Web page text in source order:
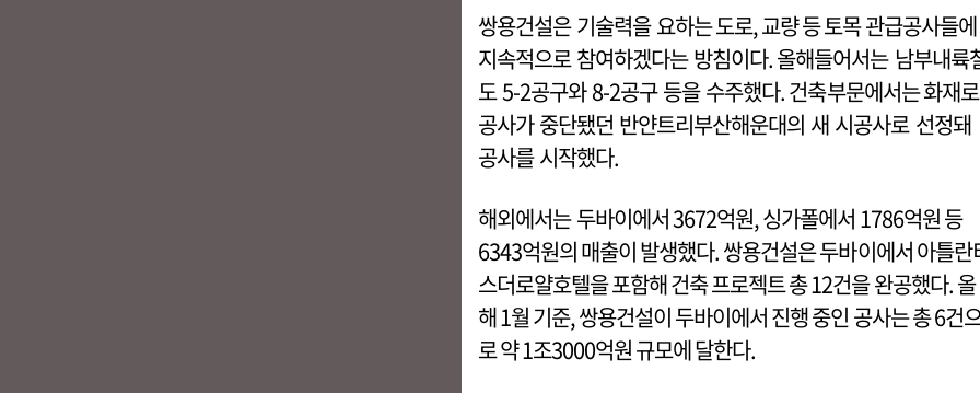
쌍용건설은 기술력을 요하는 도로, 교량 등 토목 관급공사들에
지속적으로 참여하겠다는 방침이다. 올해들어서는 남부내륙
도 5-2공구와 8-2공구 등을 수주했다. 건축부문에서는 화재로
공사가 중단됐던 반얀트리부산해운대의 새 시공사로 선정돼
공사를 시작했다.
해외에서는 두바이에서 3672억원, 싱가폴에서 1786억원 등
6343억원의 매출이 발생했다. 쌍용건설은 두바이에서 아틀란
스더로얄호텔을 포함해 건축 프로젝트 총 12건을 완공했다. 올
해 1월 기준, 쌍용건설이 두바이에서 진행 중인 공사는 총 6건
로 약 1조3000억원 규모에 달한다.